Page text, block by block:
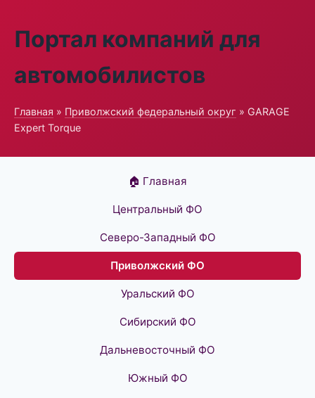
Портал компаний для
автомобилистов
Главная » Приволжский федеральный округ » GARAGE
Expert Torque
🏠 Главная
Центральный ФО
Северо-Западный ФО
Приволжский ФО
Уральский ФО
Сибирский ФО
Дальневосточный ФО
Южный ФО